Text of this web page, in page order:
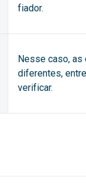
fiador.
Nesse caso,
diferentes,
verificar.